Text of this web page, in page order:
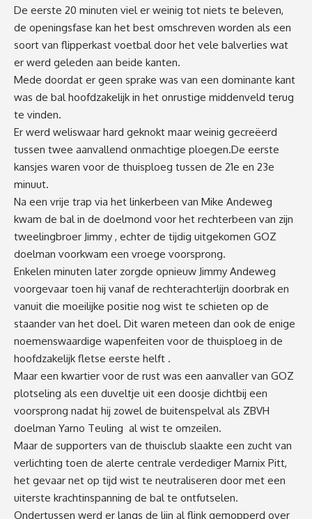
De eerste 20 minuten viel er weinig tot niets te beleven,
de openingsfase kan het best omschreven worden als een
soort van flipperkast voetbal door het vele balverlies wat
er werd geleden aan beide kanten.
Mede doordat er geen sprake was van een dominante kant
was de bal hoofdzakelijk in het onrustige middenveld terug
te vinden.
Er werd weliswaar hard geknokt maar weinig gecreëerd
tussen twee aanvallend onmachtige ploegen.De eerste
kansjes waren voor de thuisploeg tussen de 21e en 23e
minuut.
Na een vrije trap via het linkerbeen van Mike Andeweg
kwam de bal in de doelmond voor het rechterbeen van zijn
tweelingbroer Jimmy , echter de tijdig uitgekomen GOZ
doelman voorkwam een vroege voorsprong.
Enkelen minuten later zorgde opnieuw Jimmy Andeweg
voorgevaar toen hij vanaf de rechterachterlijn doorbrak en
vanuit die moeilijke positie nog wist te schieten op de
staander van het doel. Dit waren meteen dan ook de enige
noemenswaardige wapenfeiten voor de thuisploeg in de
hoofdzakelijk fletse eerste helft .
Maar een kwartier voor de rust was een aanvaller van GOZ
plotseling als een duveltje uit een doosje dichtbij een
voorsprong nadat hij zowel de buitenspelval als ZBVH
doelman Yarno Teuling al wist te omzeilen.
Maar de supporters van de thuisclub slaakte een zucht van
verlichting toen de alerte centrale verdediger Marnix Pitt,
het gevaar net op tijd wist te neutraliseren door met een
uiterste krachtinspanning de bal te ontfutselen.
Ondertussen werd er langs de lijn al flink gemopperd over